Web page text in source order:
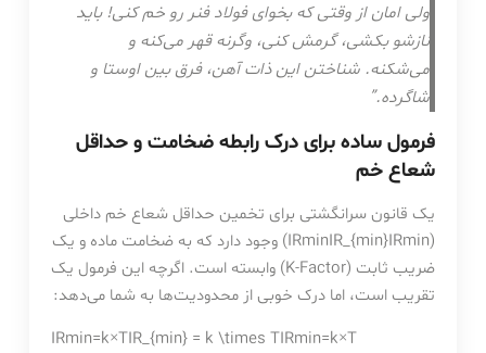
ولی امان از وقتی که بخوای فولاد فنر رو خم کنی! باید
نازشو بکشی، گرمش کنی، وگرنه قهر می‌کنه و
می‌شکنه. شناختن این ذات آهن، فرق بین اوستا و
شاگرده.”
فرمول ساده برای درک رابطه ضخامت و حداقل
شعاع خم
یک قانون سرانگشتی برای تخمین حداقل شعاع خم داخلی
(
IRminIR_{min}IRmin
) وجود دارد که به ضخامت ماده و یک
ضریب ثابت (K-Factor) وابسته است. اگرچه این فرمول یک
تقریب است، اما درک خوبی از محدودیت‌ها به شما می‌دهد:
IRmin=k×TIR_{min} = k \times TIRmin=k×T